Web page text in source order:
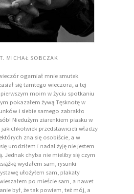
MICHAŁ SOBCZAK
ogarniał mnie smutek.
się tamtego wieczora, a tej
moim w życiu spotkaniu
pokazałem żywą Tęsknotę w
i siebie samego zabrakło
Niedużym ziarenkiem piasku w
przedstawicieli władzy
zna się osobiście, a w
urodziłem i nadal żyję nie jestem
Jednak chyba nie mieliby się czym
wydałem sam, rysunki
ułożyłem sam, plakaty
po mieście sam, a nawet
był, że tak powiem, też mój, a